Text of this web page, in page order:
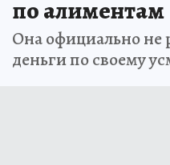
по алиментам
Она официально не
деньги по своему